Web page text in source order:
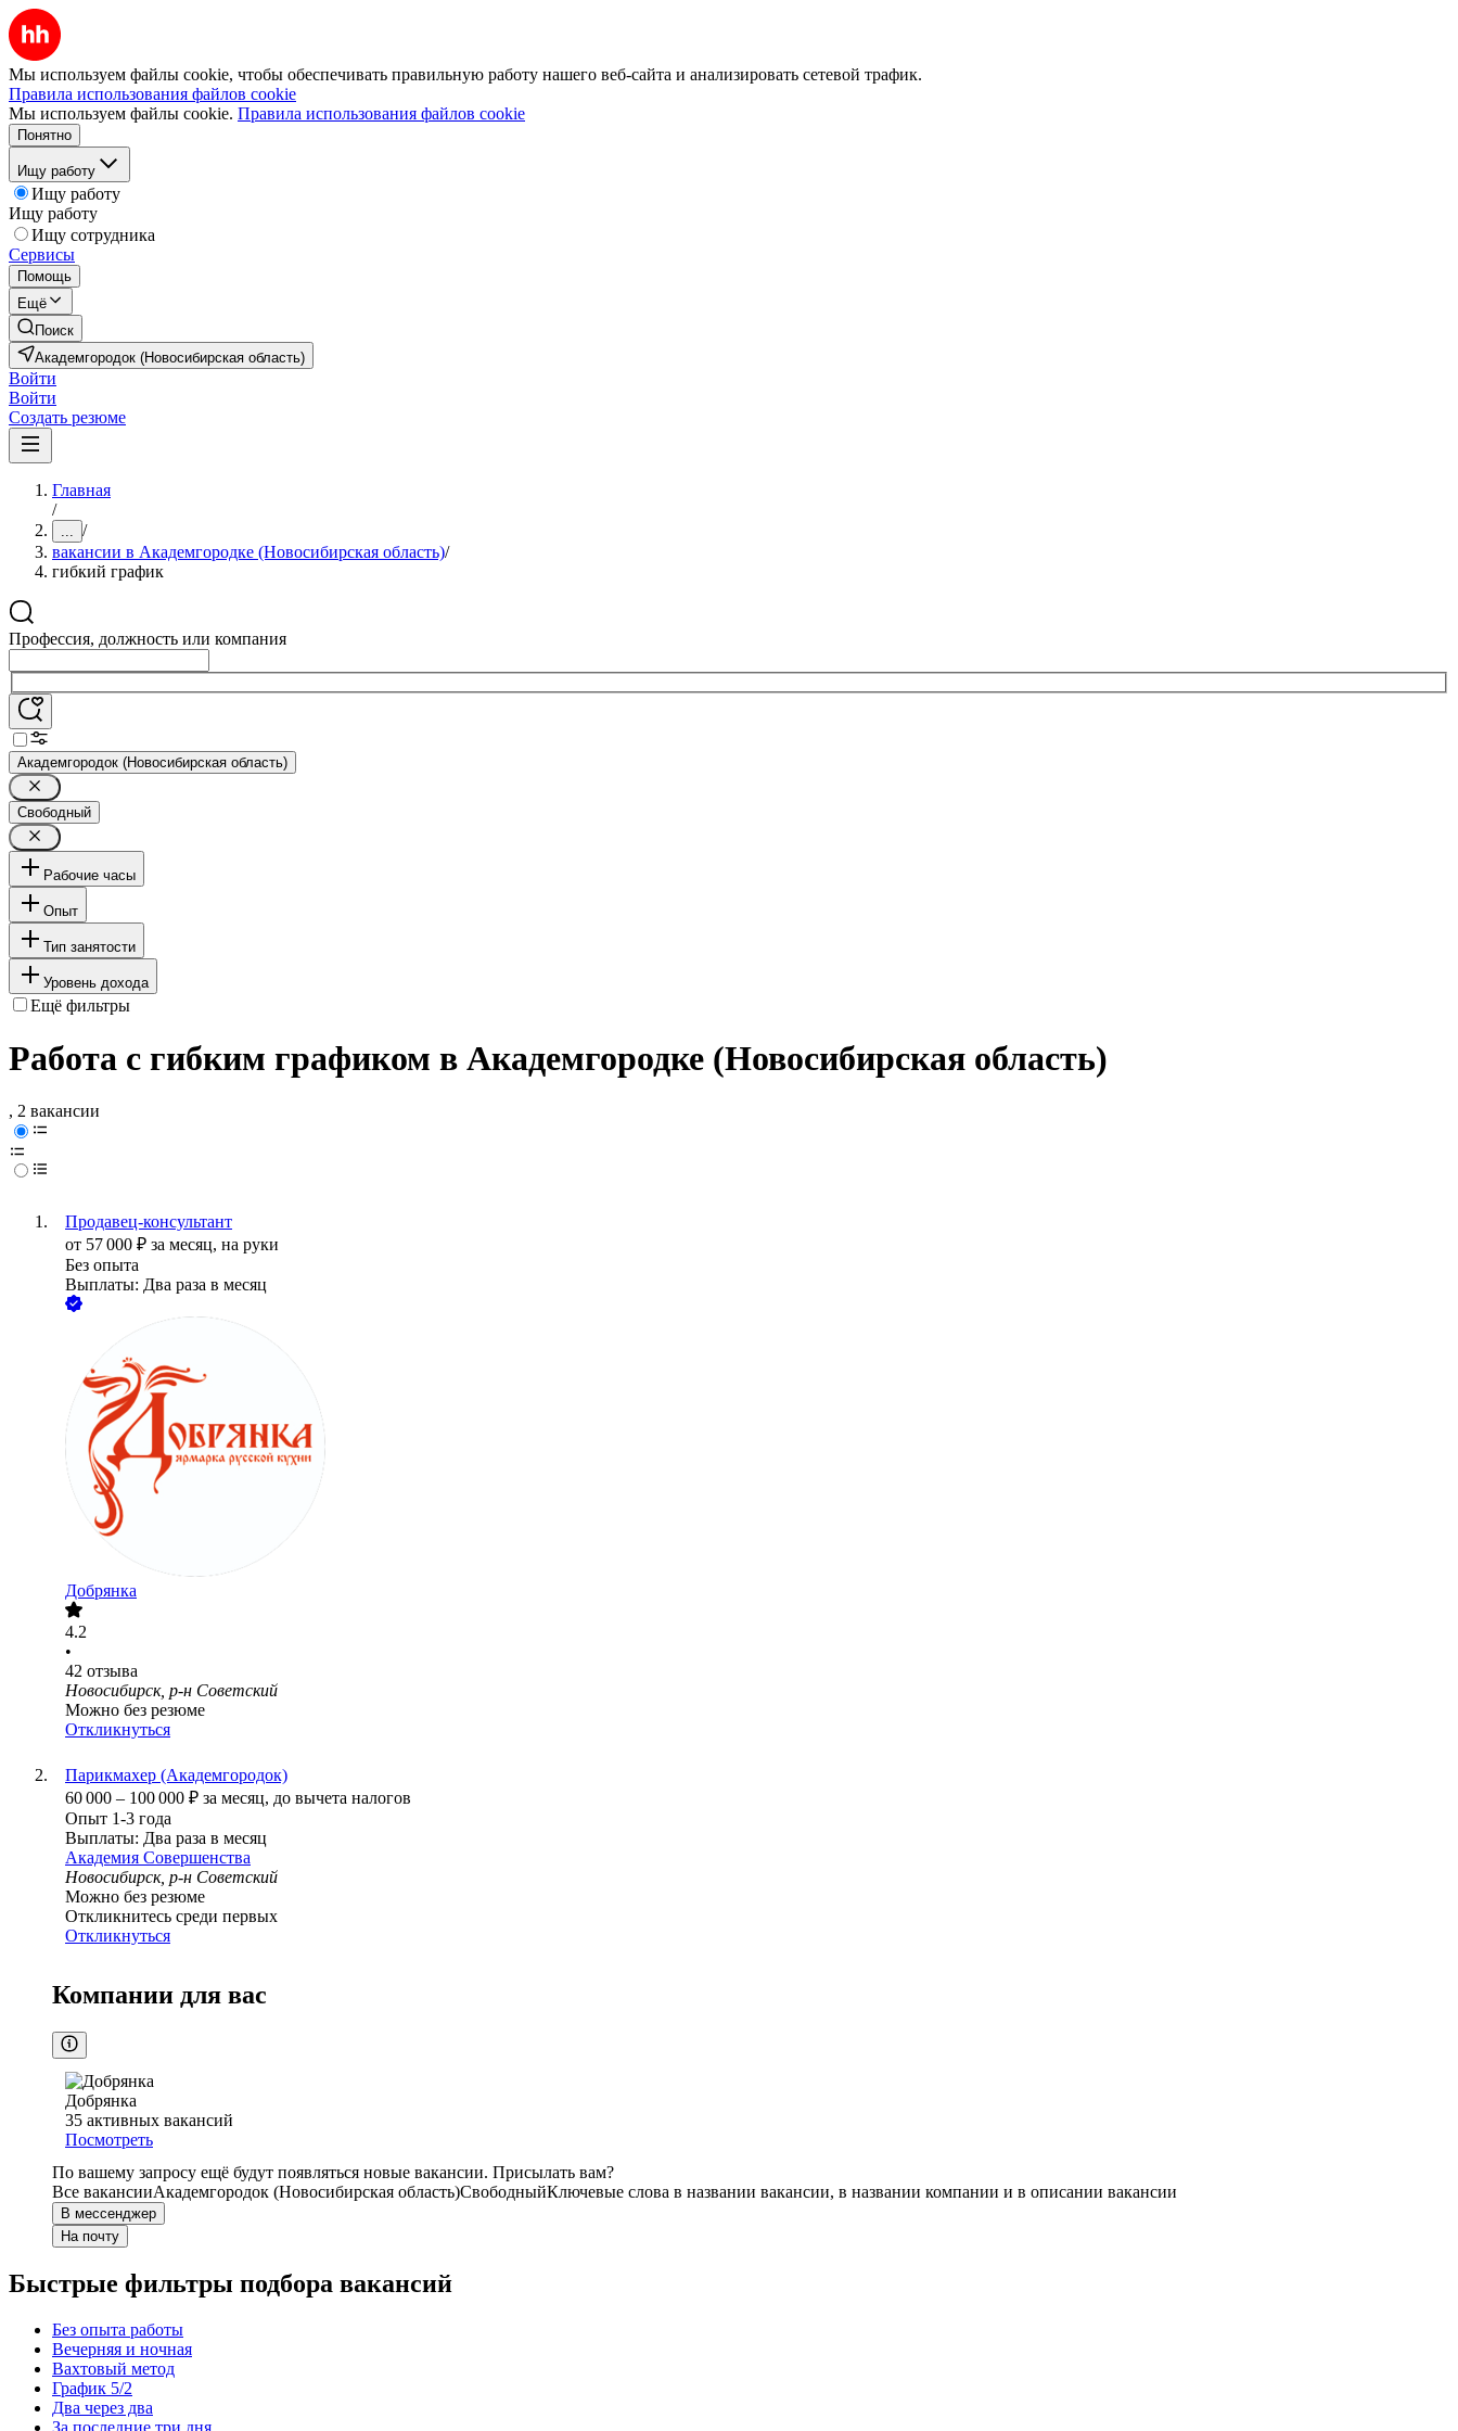
Мы используем файлы cookie, чтобы обеспечивать правильную работу нашего веб-сайта и анализировать сетевой трафик.
Правила использования файлов cookie
Мы используем файлы cookie. Правила использования файлов cookie
Понятно
Ищу работу
Ищу работу
Ищу работу
Ищу сотрудника
Сервисы
Помощь
Ещё
Поиск
Академгородок (Новосибирская область)
Войти
Войти
Создать резюме
Главная
/
... /
вакансии в Академгородке (Новосибирская область)/
гибкий график
Профессия, должность или компания
Академгородок (Новосибирская область)
Свободный
Рабочие часы
Опыт
Тип занятости
Уровень дохода
Ещё фильтры
Работа с гибким графиком в Академгородке (Новосибирская область)
, 2 вакансии
Продавец-консультант
от 57 000 ₽ за месяц, на руки
Без опыта
Выплаты: Два раза в месяц
Добрянка
4.2
•
42 отзыва
Новосибирск, р-н Советский
Можно без резюме
Откликнуться
Парикмахер (Академгородок)
60 000 – 100 000 ₽ за месяц, до вычета налогов
Опыт 1-3 года
Выплаты: Два раза в месяц
Академия Совершенства
Новосибирск, р-н Советский
Можно без резюме
Откликнитесь среди первых
Откликнуться
Компании для вас
Добрянка
35 активных вакансий
Посмотреть
По вашему запросу ещё будут появляться новые вакансии. Присылать вам?
Все вакансииАкадемгородок (Новосибирская область)СвободныйКлючевые слова в названии вакансии, в названии компании и в описании вакансии
В мессенджер
На почту
Быстрые фильтры подбора вакансий
Без опыта работы
Вечерняя и ночная
Вахтовый метод
График 5/2
Два через два
За последние три дня